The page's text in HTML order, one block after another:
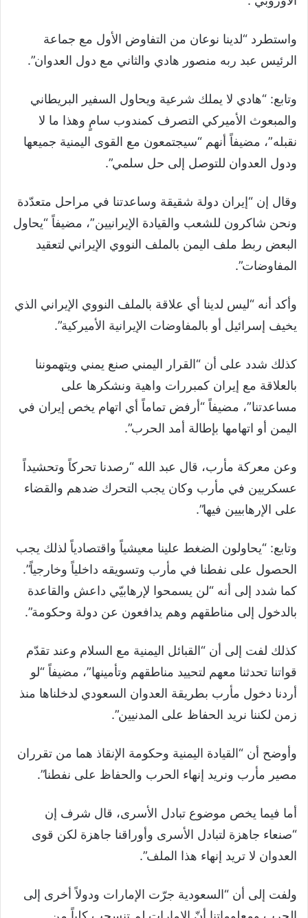
واستطرد “لدينا نوعان من التفاوض الأول مع جماعة
الرئيس عبد ربه منصور هادي والثاني مع دول العدوان”.
وتابع: “هادي لا يملك شرعية ويحاول السفير البريطاني
والمبعوث الأميركي التصرف كمندوب سامٍ وهذا ما لا
نقبله”، مضيفاً أنهم “سيجتمعون مع القوى اليمنية جميعها
ودول العدوان للتوصل إلى حل سلمي”.
وقال إن “إيران دولة شقيقة وساعدتنا في مراحل متعدّدة
ونحن شاكرون للشعب والقيادة الإيرانيين”، مضيفاً “يحاول
البعض ربط ملف اليمن بالملف النووي الإيراني لتعقيد
المفاوضات”.
وأكد أنه “ليس لدينا أي علاقة بالملف النووي الإيراني الذي
يخيف إسرائيل أو بالمفاوضات الإيرانية الأميركية”.
كذلك شدد على أن “القرار اليمني صنع يمني ويتهموننا
بالعلاقة مع إيران كمبررات واهية ونشكرها على
مساعدتنا”، مضيفاً “أرفض تماماً أي اتهام يخص إيران في
اليمن أو اتهامها بإطالة أمد الحرب”.
وعن معركة مأرب، قال عبد الله “رصدنا تحركاً وتحشيداً
عسكريين في مأرب وكان يجب التحرك ضدهم والقضاء
على الإرهابيين فيها”.
وتابع: “يحاولون الضغط علينا معيشياً واقتصادياً لذلك يجب
الحصول على نفطنا في مأرب وتسويقه داخلياً وخارجياً”.
كما شدد إلى أنه “لن يسمحوا لإرهابيّي داعش والقاعدة
بالدخول إلى مناطقهم وهم يدافعون عن دولة وحكومة”.
كذلك لفت إلى أن “القبائل اليمنية مع السلام وعند تقدّم
قواتنا تحدثنا معهم لتحييد مناطقهم وتأمينها”، مضيفاً “لو
أردنا دخول مأرب بطريقة العدوان السعودي لدخلناها منذ
زمن لكننا نريد الحفاظ على المدنيين”.
وأوضح أن “القيادة اليمنية وحكومة الإنقاذ هما من تقرران
مصير مأرب ونريد إنهاء الحرب والحفاظ على نفطنا”.
أما فيما يخص موضوع تبادل الأسرى، قال شرف إن
“صنعاء جاهزة لتبادل الأسرى وأوراقنا جاهزة لكن قوى
العدوان لا تريد إنهاء هذا الملف”.
ولفت إلى أن “السعودية جرّت الإمارات ودولاً أخرى إلى